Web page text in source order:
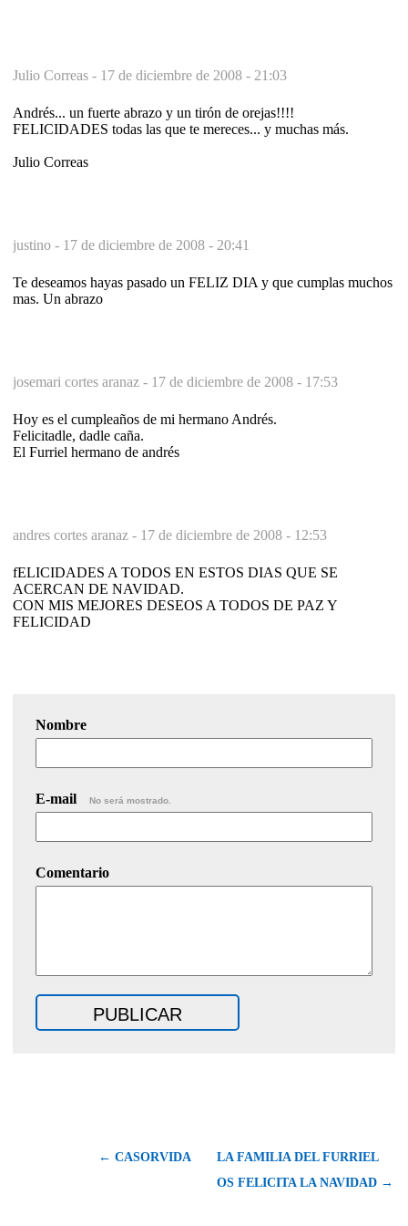
Julio Correas - 17 de diciembre de 2008 - 21:03
Andrés... un fuerte abrazo y un tirón de orejas!!!!
FELICIDADES todas las que te mereces... y muchas más.
Julio Correas
justino - 17 de diciembre de 2008 - 20:41
Te deseamos hayas pasado un FELIZ DIA y que cumplas muchos
mas. Un abrazo
josemari cortes aranaz - 17 de diciembre de 2008 - 17:53
Hoy es el cumpleaños de mi hermano Andrés.
Felicitadle, dadle caña.
El Furriel hermano de andrés
andres cortes aranaz - 17 de diciembre de 2008 - 12:53
fELICIDADES A TODOS EN ESTOS DIAS QUE SE
ACERCAN DE NAVIDAD.
CON MIS MEJORES DESEOS A TODOS DE PAZ Y
FELICIDAD
Nombre
E-mail No será mostrado.
Comentario
← CASORVIDA
LA FAMILIA DEL FURRIEL
OS FELICITA LA NAVIDAD →